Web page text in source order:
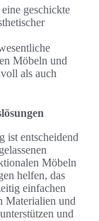
geschickte
Möbeln und
als auch
ist entscheidend
Möbeln
helfen, das
einfachen
Materialien und
und